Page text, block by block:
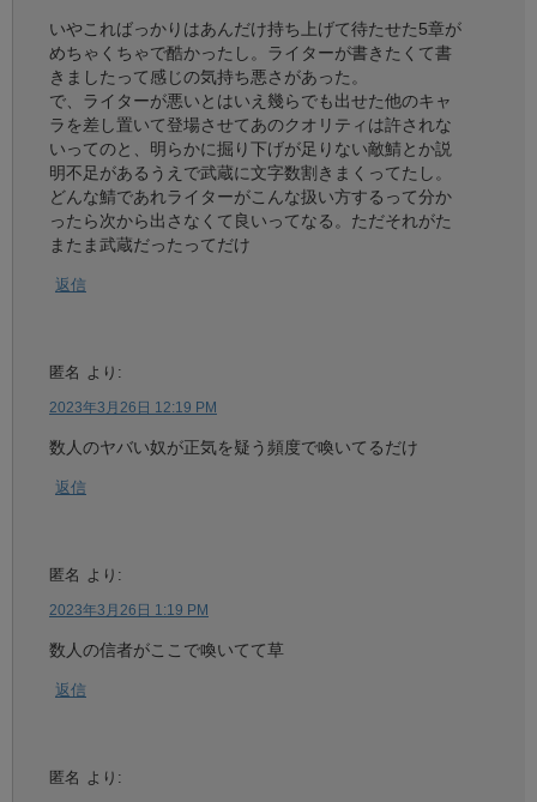
いやこればっかりはあんだけ持ち上げて待たせた5章が
めちゃくちゃで酷かったし。ライターが書きたくて書
きましたって感じの気持ち悪さがあった。
で、ライターが悪いとはいえ幾らでも出せた他のキャ
ラを差し置いて登場させてあのクオリティは許されな
いってのと、明らかに掘り下げが足りない敵鯖とか説
明不足があるうえで武蔵に文字数割きまくってたし。
どんな鯖であれライターがこんな扱い方するって分か
ったら次から出さなくて良いってなる。ただそれがた
またま武蔵だったってだけ
返信
匿名 より:
2023年3月26日 12:19 PM
数人のヤバい奴が正気を疑う頻度で喚いてるだけ
返信
匿名 より:
2023年3月26日 1:19 PM
数人の信者がここで喚いてて草
返信
匿名 より: